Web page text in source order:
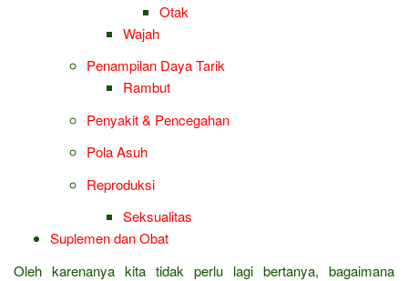
Otak
Wajah
Penampilan Daya Tarik
Rambut
Penyakit & Pencegahan
Pola Asuh
Reproduksi
Seksualitas
Suplemen dan Obat
Oleh karenanya kita tidak perlu lagi bertanya, bagaimana